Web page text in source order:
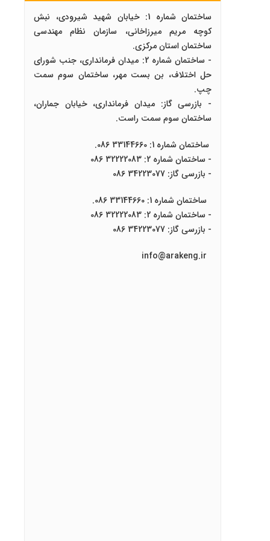
ساختمان شماره 1: خیابان شهید شیرودی، نبش
کوچه مریم میرزاخانی، سازمان نظام مهندسی
ساختمان استان مرکزی.
- ساختمان شماره 2: میدان فرمانداری، جنب شورای
حل اختلاف، بن بست مهر، ساختمان سوم سمت
چپ.
- بازرسی گاز: میدان فرمانداری، خیابان جماران،
ساختمان سوم سمت راست.
ساختمان شماره 1: 33144660 086.
- ساختمان شماره 2: 32222083 086
- بازرسی گاز: 34223077 086
ساختمان شماره 1: 33144660 086.
- ساختمان شماره 2: 32222083 086
- بازرسی گاز: 34223077 086